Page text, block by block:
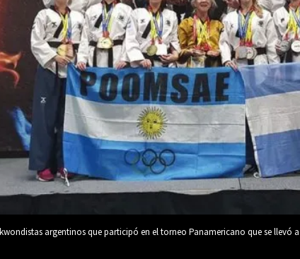
argentinos que participó en el torneo Panamericano que se llevó